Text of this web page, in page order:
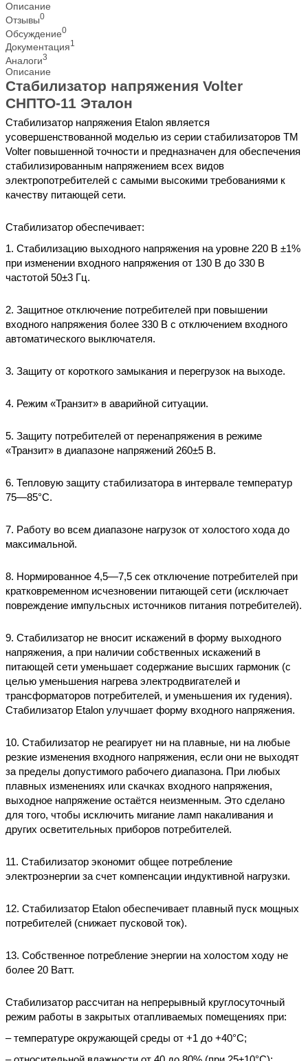
Описание
Отзывы0
Обсуждение0
Документация1
Аналоги3
Описание
Стабилизатор напряжения Volter
СНПТО-11 Эталон
Стабилизатор напряжения Etalon является
усовершенствованной моделью из серии стабилизаторов ТМ
Volter повышенной точности и предназначен для обеспечения
стабилизированным напряжением всех видов
электропотребителей с самыми высокими требованиями к
качеству питающей сети.
Стабилизатор обеспечивает:
1. Стабилизацию выходного напряжения на уровне 220 В ±1%
при изменении входного напряжения от 130 В до 330 В
частотой 50±3 Гц.
2. Защитное отключение потребителей при повышении
входного напряжения более 330 В с отключением входного
автоматического выключателя.
3. Защиту от короткого замыкания и перегрузок на выходе.
4. Режим «Транзит» в аварийной ситуации.
5. Защиту потребителей от перенапряжения в режиме
«Транзит» в диапазоне напряжений 260±5 В.
6. Тепловую защиту стабилизатора в интервале температур
75—85°С.
7. Работу во всем диапазоне нагрузок от холостого хода до
максимальной.
8. Нормированное 4,5—7,5 сек отключение потребителей при
кратковременном исчезновении питающей сети (исключает
повреждение импульсных источников питания потребителей).
9. Стабилизатор не вносит искажений в форму выходного
напряжения, а при наличии собственных искажений в
питающей сети уменьшает содержание высших гармоник (с
целью уменьшения нагрева электродвигателей и
трансформаторов потребителей, и уменьшения их гудения).
Стабилизатор Etalon улучшает форму входного напряжения.
10. Стабилизатор не реагирует ни на плавные, ни на любые
резкие изменения входного напряжения, если они не выходят
за пределы допустимого рабочего диапазона. При любых
плавных изменениях или скачках входного напряжения,
выходное напряжение остаётся неизменным. Это сделано
для того, чтобы исключить мигание ламп накаливания и
других осветительных приборов потребителей.
11. Стабилизатор экономит общее потребление
электроэнергии за счет компенсации индуктивной нагрузки.
12. Стабилизатор Etalon обеспечивает плавный пуск мощных
потребителей (снижает пусковой ток).
13. Собственное потребление энергии на холостом ходу не
более 20 Ватт.
Стабилизатор рассчитан на непрерывный круглосуточный
режим работы в закрытых отапливаемых помещениях при:
– температуре окружающей среды от +1 до +40°С;